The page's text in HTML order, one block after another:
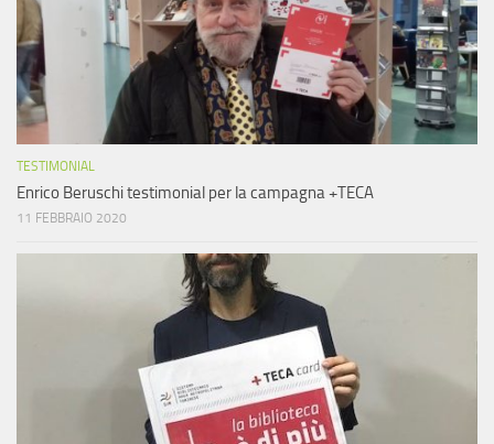
TESTIMONIAL
Enrico Beruschi testimonial per la campagna +TECA
11 FEBBRAIO 2020